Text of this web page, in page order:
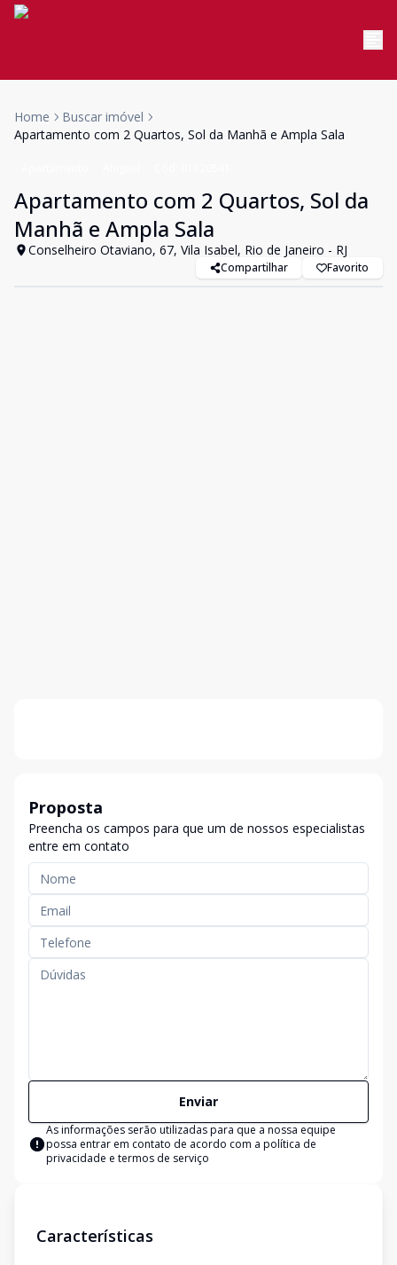
Home
Buscar imóvel
Apartamento com 2 Quartos, Sol da Manhã e Ampla Sala
Apartamento com 2 Quartos, Sol da
Manhã e Ampla Sala
Conselheiro Otaviano, 67, Vila Isabel, Rio de Janeiro - RJ
Compartilhar Favorito
Proposta
Preencha os campos para que um de nossos especialistas
entre em contato
Enviar
As informações serão utilizadas para que a nossa equipe
possa entrar em contato de acordo com a política de
privacidade e termos de serviço
Características